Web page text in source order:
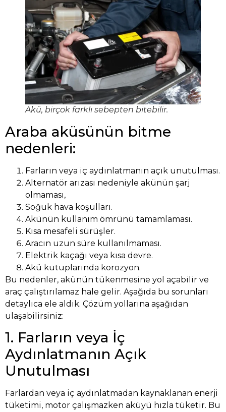
Akü, birçok farklı sebepten bitebilir.
Araba aküsünün bitme
nedenleri:
Farların veya iç aydınlatmanın açık unutulması.
Alternatör arızası nedeniyle akünün şarj
olmaması,
Soğuk hava koşulları.
Akünün kullanım ömrünü tamamlaması.
Kısa mesafeli sürüşler.
Aracın uzun süre kullanılmaması.
Elektrik kaçağı veya kısa devre.
Akü kutuplarında korozyon.
Bu nedenler, akünün tükenmesine yol açabilir ve
araç çalıştırılamaz hale gelir. Aşağıda bu sorunları
detaylıca ele aldık. Çözüm yollarına aşağıdan
ulaşabilirsiniz:
1. Farların veya İç
Aydınlatmanın Açık
Unutulması
Farlardan veya iç aydınlatmadan kaynaklanan enerji
tüketimi, motor çalışmazken aküyü hızla tüketir. Bu